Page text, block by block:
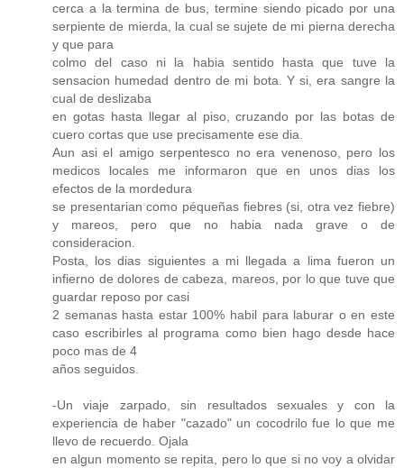
cerca a la termina de bus, termine siendo picado por una
serpiente de mierda, la cual se sujete de mi pierna derecha
y que para
colmo del caso ni la habia sentido hasta que tuve la
sensacion humedad dentro de mi bota. Y si, era sangre la
cual de deslizaba
en gotas hasta llegar al piso, cruzando por las botas de
cuero cortas que use precisamente ese dia.
Aun asi el amigo serpentesco no era venenoso, pero los
medicos locales me informaron que en unos dias los
efectos de la mordedura
se presentarian como péqueñas fiebres (si, otra vez fiebre)
y mareos, pero que no habia nada grave o de
consideracion.
Posta, los dias siguientes a mi llegada a lima fueron un
infierno de dolores de cabeza, mareos, por lo que tuve que
guardar reposo por casi
2 semanas hasta estar 100% habil para laburar o en este
caso escribirles al programa como bien hago desde hace
poco mas de 4
años seguidos.
-Un viaje zarpado, sin resultados sexuales y con la
experiencia de haber "cazado" un cocodrilo fue lo que me
llevo de recuerdo. Ojala
en algun momento se repita, pero lo que si no voy a olvidar